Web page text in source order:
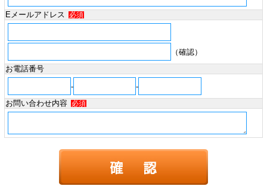
Eメールアドレス 必須
（確認）
お電話番号
-
-
お問い合わせ内容
必須